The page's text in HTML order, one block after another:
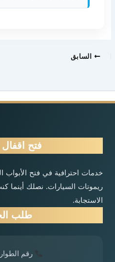
السابق
فتح
خدمات احترافية في فتح الأبواب
ريموتات السيارات. نصلك
الاستجابة.
طلب
رقم